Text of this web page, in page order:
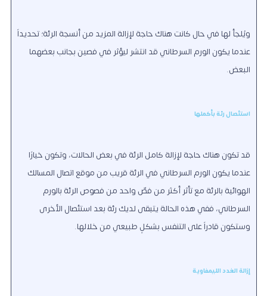
ويُلجأ لها في حال كانت هناك حاجة لإزالة المزيد من أنسجة الرئة؛ تحديداً
عندما يكون الورم السرطاني قد انتشر ليؤثر في فصين بجانب بعضهما
البعض.
استئصال رئة بأكملها
قد تكون هناك حاجة لإزالة كامل الرئة في بعض الحالات، وتكون خيارًا
عندما يكون الورم السرطاني في الرئة قريب من موقع اتصال المسالك
الهوائية بالرئة مع تأثر أكثر من فصّ واحد من فصوص الرئة بالورم
السرطاني، ففي هذه الحالة يتبقى لديك رئة بعد استئصال الأخرى
وستكون قادراً على التنفس بشكلٍ طبيعي من خلالها.
إزالة الغدد الليمفاوية